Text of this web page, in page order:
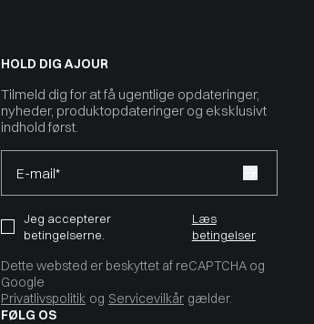
FØLG OS
HOLD DIG AJOUR
Tilmeld dig for at få ugentlige opdateringer,
nyheder, produktopdateringer og eksklusivt
indhold først.
E-mail*
Jeg accepterer
betingelserne.
Læs
betingelser
Dette websted er beskyttet af reCAPTCHA og
Google
Privatlivspolitik og Servicevilkår gælder.